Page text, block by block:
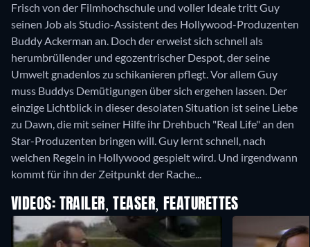
Frisch von der Filmhochschule und voller Ideale tritt Guy
seinen Job als Studio-Assistent des Hollywood-Produzenten
Buddy Ackerman an. Doch der erweist sich schnell als
herumbrüllender und egozentrischer Despot, der seine
Umwelt gnadenlos zu schikanieren pflegt. Vor allem Guy
muss Buddys Demütigungen über sich ergehen lassen. Der
einzige Lichtblick in dieser desolaten Situation ist seine Liebe
zu Dawn, die mit seiner Hilfe ihr Drehbuch "Real Life" an den
Star-Produzenten bringen will. Guy lernt schnell, nach
welchen Regeln in Hollywood gespielt wird. Und irgendwann
kommt für ihn der Zeitpunkt der Rache...
VIDEOS: TRAILER, TEASER, FEATURETTES